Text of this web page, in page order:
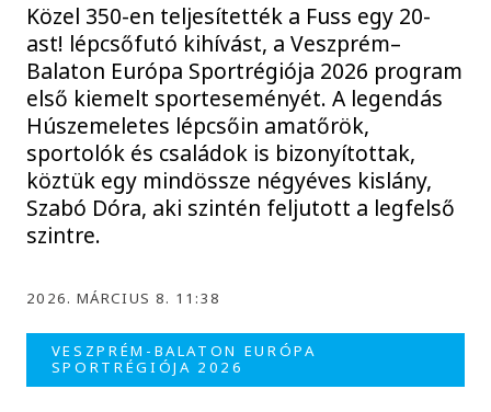
Közel 350-en teljesítették a Fuss egy 20-
ast! lépcsőfutó kihívást, a Veszprém–
Balaton Európa Sportrégiója 2026 program
első kiemelt sporteseményét. A legendás
Húszemeletes lépcsőin amatőrök,
sportolók és családok is bizonyítottak,
köztük egy mindössze négyéves kislány,
Szabó Dóra, aki szintén feljutott a legfelső
szintre.
2026. MÁRCIUS 8. 11:38
VESZPRÉM-BALATON EURÓPA
SPORTRÉGIÓJA 2026